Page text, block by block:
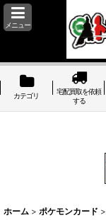
メニュー
カテゴリ
宅配買取を依頼
する
ホーム > ポケモンカード >